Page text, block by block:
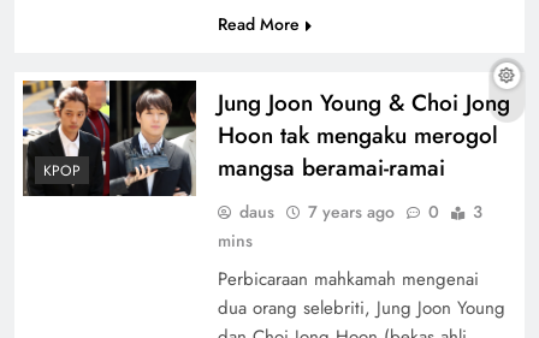
Read More
KPOP
Jung Joon Young & Choi Jong
Hoon tak mengaku merogol
mangsa beramai-ramai
daus 7 years ago 0
3
mins
Perbicaraan mahkamah mengenai
dua orang selebriti, Jung Joon Young